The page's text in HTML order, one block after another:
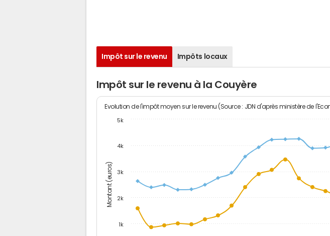
Impôt sur le revenu Impôts locaux
Impôt sur le revenu à la Couyère
Montant (euros)
Evolution de l'impôt moyen sur le revenu (Source : JDN d'après ministère de
1k
2k
3k
4k
5k